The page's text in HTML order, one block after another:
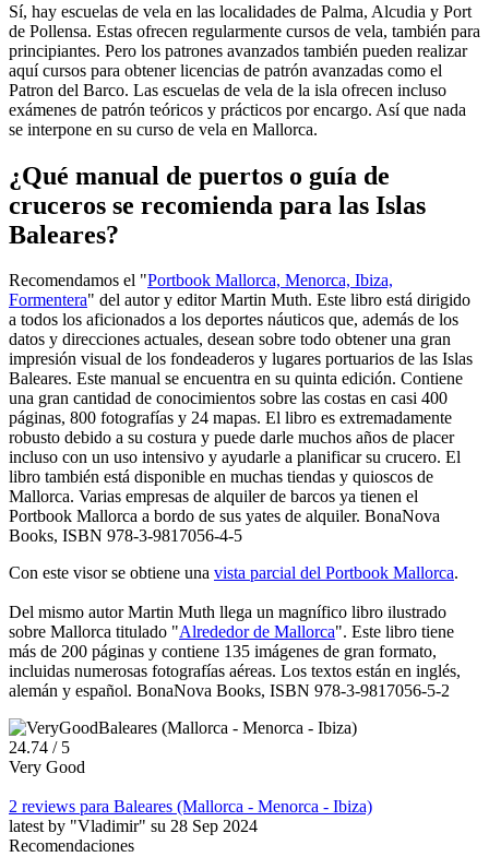
Sí, hay escuelas de vela en las localidades de Palma, Alcudia y Port
de Pollensa. Estas ofrecen regularmente cursos de vela, también para
principiantes. Pero los patrones avanzados también pueden realizar
aquí cursos para obtener licencias de patrón avanzadas como el
Patron del Barco. Las escuelas de vela de la isla ofrecen incluso
exámenes de patrón teóricos y prácticos por encargo. Así que nada
se interpone en su curso de vela en Mallorca.
¿Qué manual de puertos o guía de
cruceros se recomienda para las Islas
Baleares?
Recomendamos el "Portbook Mallorca, Menorca, Ibiza,
Formentera" del autor y editor Martin Muth. Este libro está dirigido
a todos los aficionados a los deportes náuticos que, además de los
datos y direcciones actuales, desean sobre todo obtener una gran
impresión visual de los fondeaderos y lugares portuarios de las Islas
Baleares. Este manual se encuentra en su quinta edición. Contiene
una gran cantidad de conocimientos sobre las costas en casi 400
páginas, 800 fotografías y 24 mapas. El libro es extremadamente
robusto debido a su costura y puede darle muchos años de placer
incluso con un uso intensivo y ayudarle a planificar su crucero. El
libro también está disponible en muchas tiendas y quioscos de
Mallorca. Varias empresas de alquiler de barcos ya tienen el
Portbook Mallorca a bordo de sus yates de alquiler. BonaNova
Books, ISBN 978-3-9817056-4-5
Con este visor se obtiene una vista parcial del Portbook Mallorca.
Del mismo autor Martin Muth llega un magnífico libro ilustrado
sobre Mallorca titulado "Alrededor de Mallorca". Este libro tiene
más de 200 páginas y contiene 135 imágenes de gran formato,
incluidas numerosas fotografías aéreas. Los textos están en inglés,
alemán y español. BonaNova Books, ISBN 978-3-9817056-5-2
Baleares (Mallorca - Menorca - Ibiza)
24.74 / 5
Very Good
2 reviews para Baleares (Mallorca - Menorca - Ibiza)
latest by "Vladimir" su 28 Sep 2024
Recomendaciones